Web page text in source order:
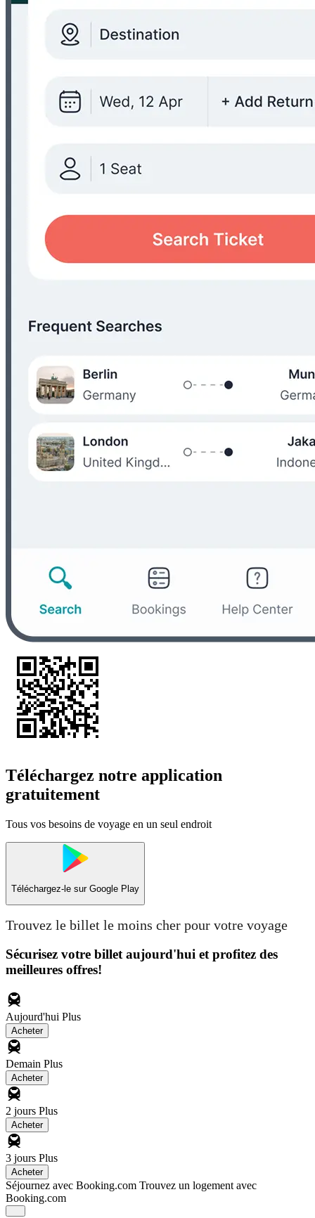
Téléchargez notre application
gratuitement
Tous vos besoins de voyage en un seul endroit
Téléchargez-le sur Google Play
Trouvez le billet le moins cher pour votre voyage
Sécurisez votre billet aujourd'hui et profitez des
meilleures offres!
Aujourd'hui Plus
Acheter
Demain Plus
Acheter
2 jours Plus
Acheter
3 jours Plus
Acheter
Séjournez avec Booking.com Trouvez un logement avec
Booking.com